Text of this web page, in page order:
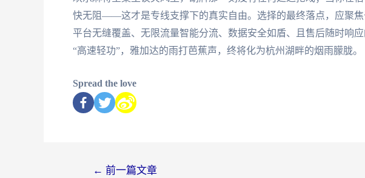
快无阻——这才是专线支撑下的真实自由。选择的最终落点，应聚
平台无缝覆盖、无限流量智能分流、数据安全如盾、且售后随时响
“高速轻功”，雅加达的雨打芭蕉声，终将化为杭州湖畔的烟雨朦胧。
Spread the love
← 前一篇文章